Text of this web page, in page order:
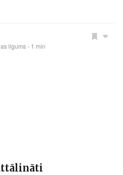
ilgums - 1 min